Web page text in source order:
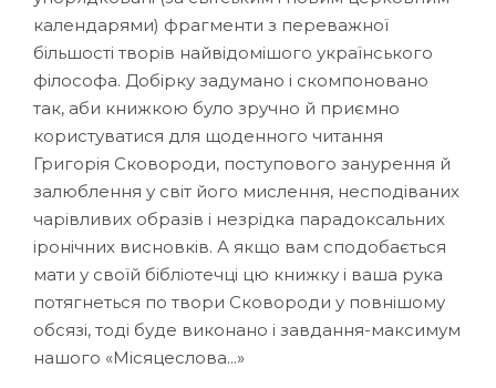
календарями) фрагменти з переважної
більшості творів найвідомішого українсько­го
філософа. Добірку задумано і скомпоновано
так, аби книж­кою було зручно й приємно
користуватися для щоден­ного читання
Григорія Сковороди, поступового занурення й
залюблення у світ його мислення, несподіваних
чарівливих образів і незрідка парадоксальних
іронічних виснов­ків. А якщо вам сподобається
мати у своїй бібліотечці цю книжку і ваша рука
потягнеться по твори Сковороди у повнішому
обсязі, тоді буде виконано і зав­дання-максимум
нашого «Місяцеслова...»